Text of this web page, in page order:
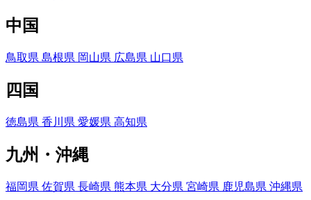
中国
鳥取県 島根県 岡山県 広島県 山口県
四国
徳島県 香川県 愛媛県 高知県
九州・沖縄
福岡県 佐賀県 長崎県 熊本県 大分県 宮崎県 鹿児島県 沖縄県